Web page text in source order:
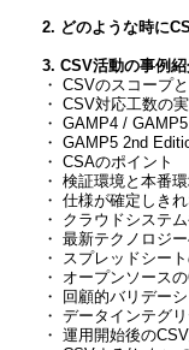
2. どのような時に
3. CSV活動の事例
・ CSVのスコープ
・ CSV対応工数の
・ GAMP4 /
・ GAMP5 2nd
・ CSAのポイント
・ 検証環境と本番
・ 仕様が確定しき
・ クラウドシステ
・ 最新テクノロジ
・ スプレッドシー
・ オープンソース
・ 回顧的バリデー
・ データインテグ
・ 運用開始後の